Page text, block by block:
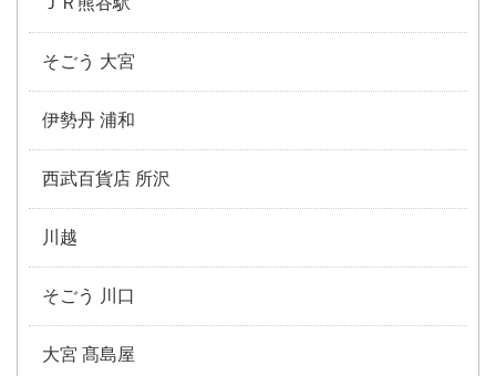
そごう 大宮
伊勢丹 浦和
西武百貨店 所沢
川越
そごう 川口
大宮 髙島屋